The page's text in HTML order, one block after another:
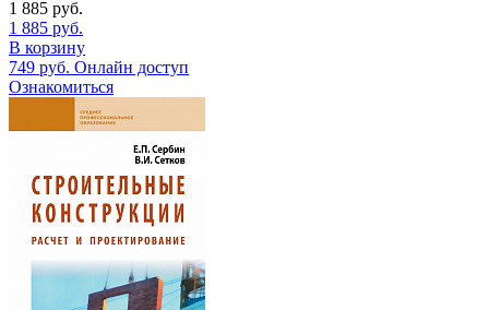
1 885 руб.
1 885 руб.
В корзину
749 руб. Онлайн доступ
Ознакомиться